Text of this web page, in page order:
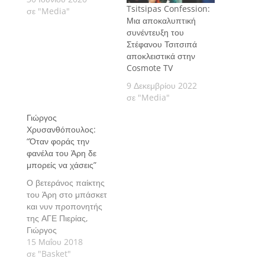
σε "Media"
Tsitsipas Confession:
Μια αποκαλυπτική
συνέντευξη του
Στέφανου Τσιτσιπά
αποκλειστικά στην
Cosmote TV
9 Δεκεμβρίου 2022
σε "Media"
Γιώργος
Χρυσανθόπουλος:
“Όταν φοράς την
φανέλα του Άρη δε
μπορείς να χάσεις”
Ο βετεράνος παίκτης
του Άρη στο μπάσκετ
και νυν προπονητής
της ΑΓΕ Πιερίας,
Γιώργος
Χρυσανθόπουλος,
μίλησε στον Arena FM
15 Μαΐου 2018
σε "Basket"